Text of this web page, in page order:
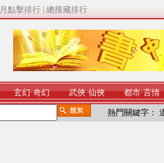
月點擊排行 總搜藏排行
玄幻·奇幻 武俠·仙俠 都市·言情
熱門關鍵字：